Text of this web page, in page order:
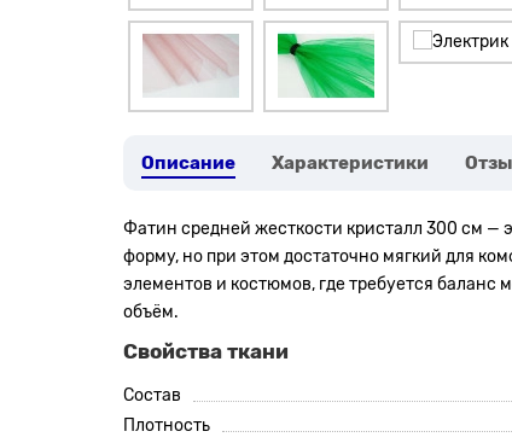
Описание Характеристики
Фатин средней жесткости кристалл 300 см —
форму, но при этом достаточно мягкий для
элементов и костюмов, где требуется
объём.
Свойства ткани
Состав
Плотность